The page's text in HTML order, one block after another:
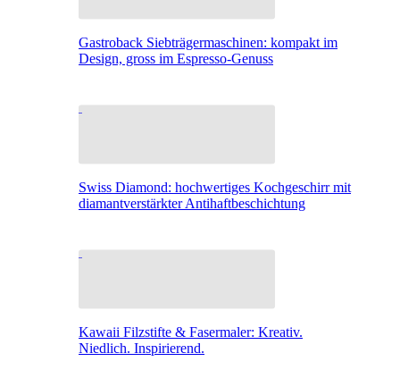
Gastroback Siebträgermaschinen: kompakt im
Design, gross im Espresso-Genuss
Swiss Diamond: hochwertiges Kochgeschirr mit
diamantverstärkter Antihaftbeschichtung
Kawaii Filzstifte & Fasermaler: Kreativ.
Niedlich. Inspirierend.